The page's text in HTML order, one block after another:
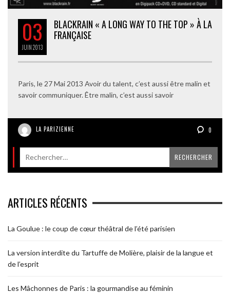
03
JUIN2013
BLACKRAIN « A LONG WAY TO THE TOP » À LA
FRANÇAISE
Paris, le 27 Mai 2013 Avoir du talent, c’est aussi être malin et
savoir communiquer. Être malin, c’est aussi savoir
LA PARIZIENNE 0
ARTICLES RÉCENTS
La Goulue : le coup de cœur théâtral de l’été parisien
La version interdite du Tartuffe de Molière, plaisir de la langue et
de l’esprit
Les Mâchonnes de Paris : la gourmandise au féminin